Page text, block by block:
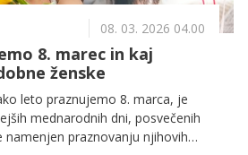
08. 03. 2026 04.00
8. marec in kaj
ženske
leto praznujemo 8. marca, je
mednarodnih dni, posvečenih
namenjen praznovanju njihovih